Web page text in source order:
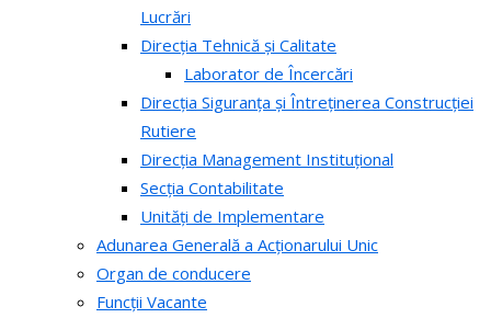
Lucrări
Direcția Tehnică și Calitate
Laborator de Încercări
Direcția Siguranța și Întreținerea Construcției
Rutiere
Direcția Management Instituțional
Secția Contabilitate
Unități de Implementare
Adunarea Generală a Acționarului Unic
Organ de conducere
Funcții Vacante